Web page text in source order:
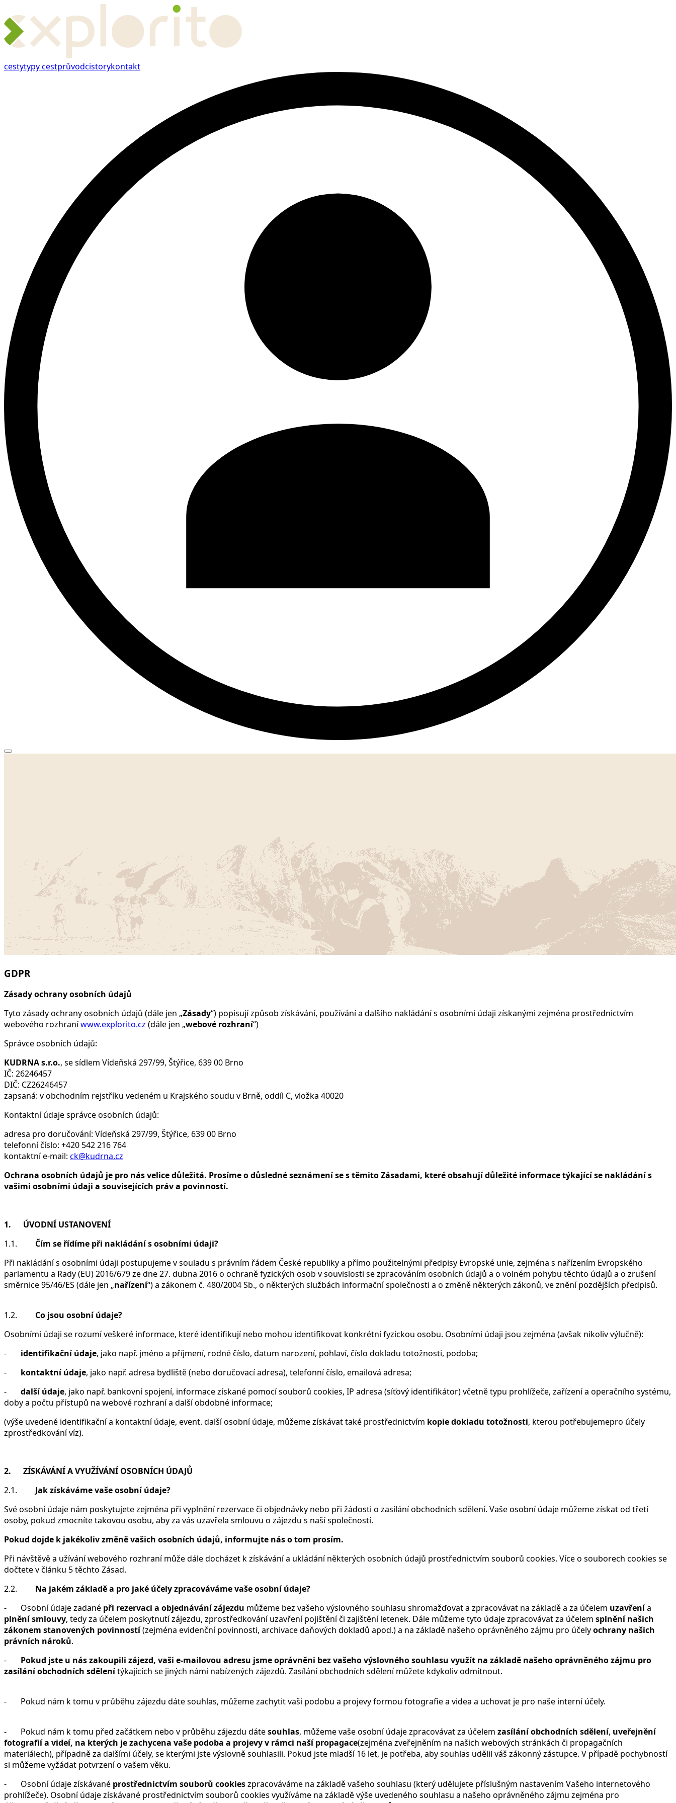
cestytypy cestprůvodcistorykontakt
GDPR
Zásady ochrany osobních údajů
Tyto zásady ochrany osobních údajů (dále jen „Zásady“) popisují způsob získávání, používání a dalšího nakládání s osobními údaji získanými zejména prostřednictvím
webového rozhraníwww.explorito.cz (dále jen „webové rozhraní“)
Správce osobních údajů:
KUDRNA s.r.o., se sídlem Vídeňská 297/99, Štýřice, 639 00 Brno
IČ: 26246457
DIČ: CZ26246457
zapsaná: v obchodním rejstříku vedeném u Krajského soudu v Brně, oddíl C, vložka 40020
Kontaktní údaje správce osobních údajů:
adresa pro doručování: Vídeňská 297/99, Štýřice, 639 00 Brno
telefonní číslo: +420 542 216 764
kontaktní e-mail: ck@kudrna.cz
Ochrana osobních údajů je pro nás velice důležitá. Prosíme o důsledné seznámení se s těmito Zásadami, které obsahují důležité informace týkající se nakládání s
vašimi osobními údaji a souvisejících práv a povinností.
1. ÚVODNÍ USTANOVENÍ
1.1. Čím se řídíme při nakládání s osobními údaji?
Při nakládání s osobními údaji postupujeme v souladu s právním řádem České republiky a přímo použitelnými předpisy Evropské unie, zejména s nařízením Evropského
parlamentu a Rady (EU) 2016/679 ze dne 27. dubna 2016 o ochraně fyzických osob v souvislosti se zpracováním osobních údajů a o volném pohybu těchto údajů a o zrušení
směrnice 95/46/ES (dále jen „nařízení“) a zákonem č. 480/2004 Sb., o některých službách informační společnosti a o změně některých zákonů, ve znění pozdějších předpisů.
1.2. Co jsou osobní údaje?
Osobními údaji se rozumí veškeré informace, které identifikují nebo mohou identifikovat konkrétní fyzickou osobu. Osobními údaji jsou zejména (avšak nikoliv výlučně):
- identifikační údaje, jako např. jméno a příjmení, rodné číslo, datum narození, pohlaví, číslo dokladu totožnosti, podoba;
- kontaktní údaje, jako např. adresa bydliště (nebo doručovací adresa), telefonní číslo, emailová adresa;
- další údaje, jako např. bankovní spojení, informace získané pomocí souborů cookies, IP adresa (síťový identifikátor) včetně typu prohlížeče, zařízení a operačního systému,
doby a počtu přístupů na webové rozhraní a další obdobné informace;
(výše uvedené identifikační a kontaktní údaje, event. další osobní údaje, můžeme získávat také prostřednictvím kopie dokladu totožnosti, kterou potřebujemepro účely
zprostředkování víz).
2. ZÍSKÁVÁNÍ A VYUŽÍVÁNÍ OSOBNÍCH ÚDAJŮ
2.1. Jak získáváme vaše osobní údaje?
Své osobní údaje nám poskytujete zejména při vyplnění rezervace či objednávky nebo při žádosti o zasílání obchodních sdělení. Vaše osobní údaje můžeme získat od třetí
osoby, pokud zmocníte takovou osobu, aby za vás uzavřela smlouvu o zájezdu s naší společností.
Pokud dojde k jakékoliv změně vašich osobních údajů, informujte nás o tom prosím.
Při návštěvě a užívání webového rozhraní může dále docházet k získávání a ukládání některých osobních údajů prostřednictvím souborů cookies. Více o souborech cookies se
dočtete v článku 5 těchto Zásad.
2.2. Na jakém základě a pro jaké účely zpracováváme vaše osobní údaje?
- Osobní údaje zadané při rezervaci a objednávání zájezdu můžeme bez vašeho výslovného souhlasu shromažďovat a zpracovávat na základě a za účelem uzavřenía
plnění smlouvy, tedy za účelem poskytnutí zájezdu, zprostředkování uzavření pojištění či zajištění letenek. Dále můžeme tyto údaje zpracovávat za účelem splnění našich
zákonem stanovených povinností(zejména evidenční povinnosti, archivace daňových dokladů apod.) a na základě našeho oprávněného zájmu pro účelyochrany našich
právních nároků.
- Pokud jste u nás zakoupili zájezd, vaši e-mailovou adresu jsme oprávněni bez vašeho výslovného souhlasu využít na základě našeho oprávněného zájmu pro
zasílání obchodních sdělenítýkajících se jiných námi nabízených zájezdů. Zasílání obchodních sdělení můžete kdykoliv odmítnout.
- Pokud nám k tomu v průběhu zájezdu dáte souhlas, můžeme zachytit vaši podobu a projevy formou fotografie a videa a uchovat je pro naše interní účely.
- Pokud nám k tomu před začátkem nebo v průběhu zájezdu dátesouhlas, můžeme vaše osobní údaje zpracovávat za účelem zasílání obchodních sdělení, uveřejnění
fotografií a videí, na kterých je zachycena vaše podoba a projevy v rámci naší propagace(zejména zveřejněním na našich webových stránkách či propagačních
materiálech), případně za dalšími účely, se kterými jste výslovně souhlasili. Pokud jste mladší 16 let, je potřeba, aby souhlas udělil váš zákonný zástupce. V případě pochybností
si můžeme vyžádat potvrzení o vašem věku.
- Osobní údaje získávané prostřednictvím souborů cookieszpracováváme na základě vašeho souhlasu (který udělujete příslušným nastavením Vašeho internetového
prohlížeče). Osobní údaje získávané prostřednictvím souborů cookies využíváme na základě výše uvedeného souhlasu a našeho oprávněného zájmu zejména pro